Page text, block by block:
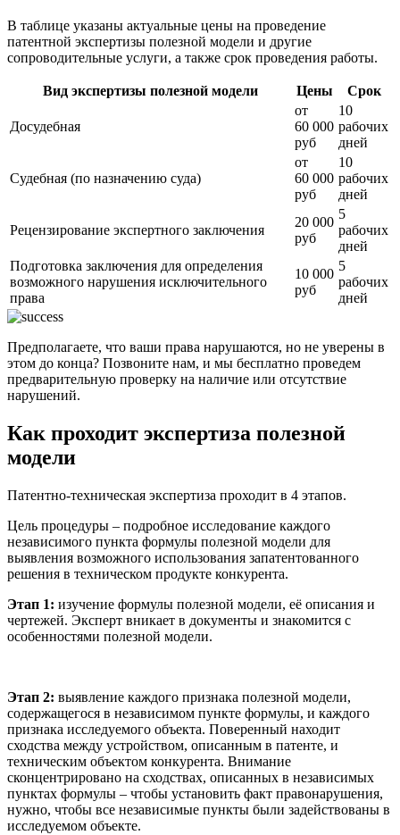
В таблице указаны актуальные цены на проведение
патентной экспертизы полезной модели и другие
сопроводительные услуги, а также срок проведения работы.
Вид экспертизы полезной модели Цены Срок
Досудебная
от
60 000
руб
10
рабочих
дней
Судебная (по назначению суда)
от
60 000
руб
10
рабочих
дней
Рецензирование экспертного заключения
20 000
руб
5
рабочих
дней
Подготовка заключения для определения
возможного нарушения исключительного
права
10 000
руб
5
рабочих
дней
Предполагаете, что ваши права нарушаются, но не уверены в
этом до конца? Позвоните нам, и мы бесплатно проведем
предварительную проверку на наличие или отсутствие
нарушений.
Как проходит экспертиза полезной
модели
Патентно-техническая экспертиза проходит в 4 этапов.
Цель процедуры – подробное исследование каждого
независимого пункта формулы полезной модели для
выявления возможного использования запатентованного
решения в техническом продукте конкурента.
Этап 1: изучение формулы полезной модели, её описания и
чертежей. Эксперт вникает в документы и знакомится с
особенностями полезной модели.
Этап 2: выявление каждого признака полезной модели,
содержащегося в независимом пункте формулы, и каждого
признака исследуемого объекта. Поверенный находит
сходства между устройством, описанным в патенте, и
техническим объектом конкурента. Внимание
сконцентрировано на сходствах, описанных в независимых
пунктах формулы – чтобы установить факт правонарушения,
нужно, чтобы все независимые пункты были задействованы в
исследуемом объекте.